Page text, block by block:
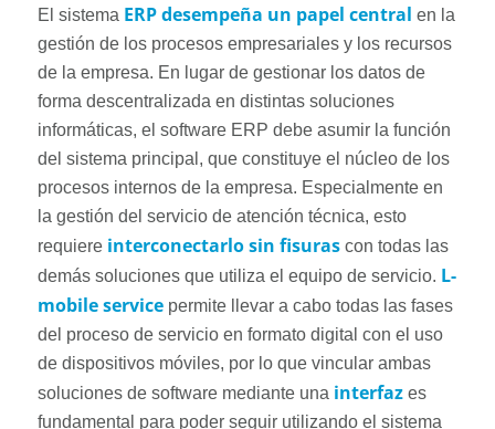
El sistema ERP desempeña un papel central en la
gestión de los procesos empresariales y los recursos
de la empresa. En lugar de gestionar los datos de
forma descentralizada en distintas soluciones
informáticas, el software ERP debe asumir la función
del sistema principal, que constituye el núcleo de los
procesos internos de la empresa. Especialmente en
la gestión del servicio de atención técnica, esto
requiere interconectarlo sin fisurascon todas las
demás soluciones que utiliza el equipo de servicio. L-
mobile servicepermite llevar a cabo todas las fases
del proceso de servicio en formato digital con el uso
de dispositivos móviles, por lo que vincular ambas
soluciones de software mediante una interfazes
fundamental para poder seguir utilizando el sistema